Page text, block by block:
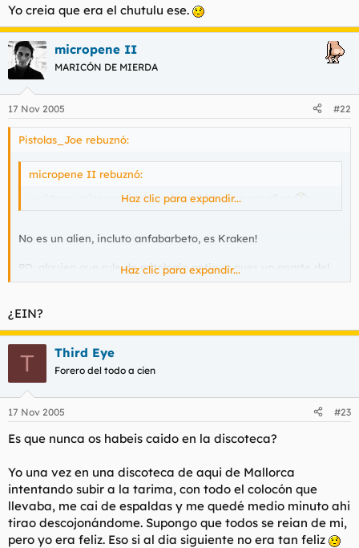
Yo creia que era el chutulu ese.
micropene II
MARICÓN DE MIERDA
17 Nov 2005 #22
Pistolas_Joe rebuznó:
micropene II rebuznó:
y el tuyo, mira que juntar a jesus hitler y a um alien
Haz clic para expandir...
No es un alien, incluto anfabarbeto, es Kraken!
PD: alguien que rule de mitologia antigua pues yo aparte del
nombre no se mas. 8P
Haz clic para expandir...
¿EIN?
T Third Eye
Forero del todo a cien
17 Nov 2005 #23
Es que nunca os habeis caido en la discoteca?
Yo una vez en una discoteca de aqui de Mallorca
intentando subir a la tarima, con todo el colocón que
llevaba, me cai de espaldas y me quedé medio minuto ahi
tirao descojonándome. Supongo que todos se reian de mi,
pero yo era feliz. Eso si al dia siguiente no era tan feliz